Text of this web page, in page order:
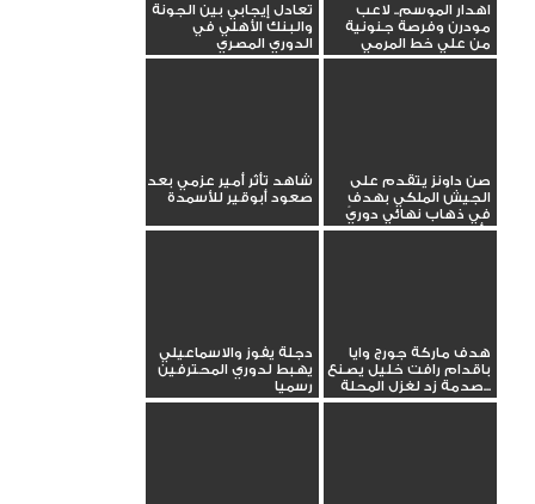
اهدار الموسم.. لاعب
مودرن وفرصة جنونية
من علي خط المرمي
تعادل إيجابي بين الجونة
والبنك الأهلي في
الدوري المصري
صن داونز يتقدم على
الجيش الملكي بهدفٍ
في ذهاب نهائي دوري
أبطال...
شاهد تأثر أمير عزمي بعد
صعود أبوقير للأسمدة
هدف ماركة جورج وايا
باقدام رافت خليل يصنع
صدمة زد لغزل المحلة...
دجلة يفوز والاسماعيلي
يهبط لدوري المحترفين
رسميا